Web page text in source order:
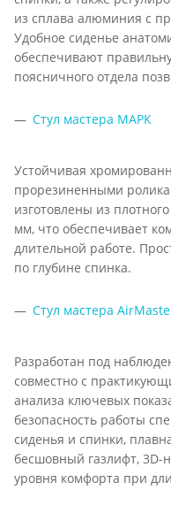
из сплава алюминия с
Удобное сиденье
обеспечивают
поясничного отдела
Стул мастера МАРК
Устойчивая
прорезиненными
изготовлены из
мм, что обеспечивает
длительной работе.
по глубине спинка.
Стул мастера
Разработан под
совместно с
анализа ключевых
безопасность работы
сиденья и спинки,
бесшовный газлифт, 3D-
уровня комфорта при